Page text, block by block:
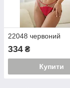
22048 червоний
334 ₴
Купити